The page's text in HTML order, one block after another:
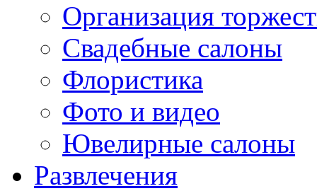
Организация
Свадебные салоны
Флористика
Фото и видео
Ювелирные салоны
Развлечения